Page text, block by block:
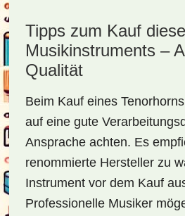
Tipps zum Kauf
Musikinstruments –
Qualität
Beim Kauf eines
auf eine gute
Ansprache achten. Es
renommierte Hersteller zu
Instrument vor dem Kauf
Professionelle Musiker